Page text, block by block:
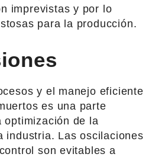
imprevistas y por lo
para la producción.
y el manejo eficiente
es una parte
optimización de la
industria. Las oscilaciones
son evitables a